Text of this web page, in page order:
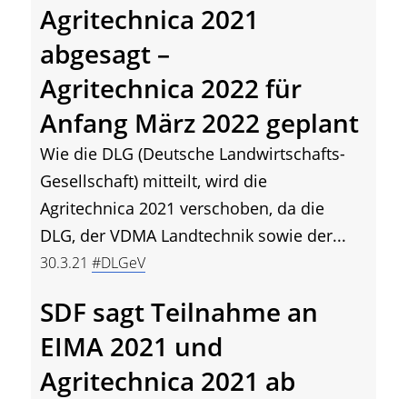
Agritechnica 2021
abgesagt –
Agritechnica 2022 für
Anfang März 2022 geplant
Wie die DLG (Deutsche Landwirtschafts-
Gesellschaft) mitteilt, wird die
Agritechnica 2021 verschoben, da die
DLG, der VDMA Landtechnik sowie der...
30.3.21 #DLGeV
SDF sagt Teilnahme an
EIMA 2021 und
Agritechnica 2021 ab